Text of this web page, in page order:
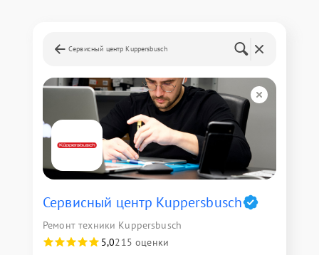
Сервисный центр Kuppersbusch
Сервисный центр Kuppersbusch
Ремонт техники Kuppersbusch
5,0215 оценки